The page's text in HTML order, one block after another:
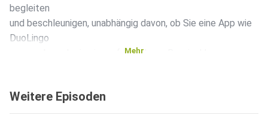
begleiten
und beschleunigen, unabhängig davon, ob Sie eine App wie
DuoLingo
verwenden oder in einem formelleren Russischkurs
aussetzen,
Mehr
Weitere Episoden